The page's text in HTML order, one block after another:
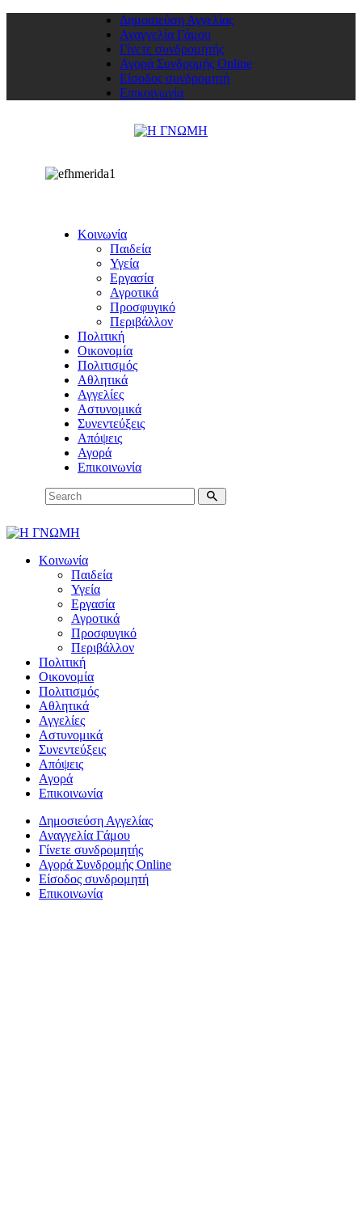
Δημοσιεύση Αγγελίας
Αναγγελία Γάμου
Γίνετε συνδρομητής
Αγορά Συνδρομής Online
Είσοδος συνδρομητή
Επικοινωνία
Κοινωνία
Παιδεία
Υγεία
Εργασία
Αγροτικά
Προσφυγικό
Περιβάλλον
Πολιτική
Οικονομία
Πολιτισμός
Αθλητικά
Αγγελίες
Αστυνομικά
Συνεντεύξεις
Απόψεις
Αγορά
Επικοινωνία
Κοινωνία
Παιδεία
Υγεία
Εργασία
Αγροτικά
Προσφυγικό
Περιβάλλον
Πολιτική
Οικονομία
Πολιτισμός
Αθλητικά
Αγγελίες
Αστυνομικά
Συνεντεύξεις
Απόψεις
Αγορά
Επικοινωνία
Δημοσιεύση Αγγελίας
Αναγγελία Γάμου
Γίνετε συνδρομητής
Αγορά Συνδρομής Online
Είσοδος συνδρομητή
Επικοινωνία